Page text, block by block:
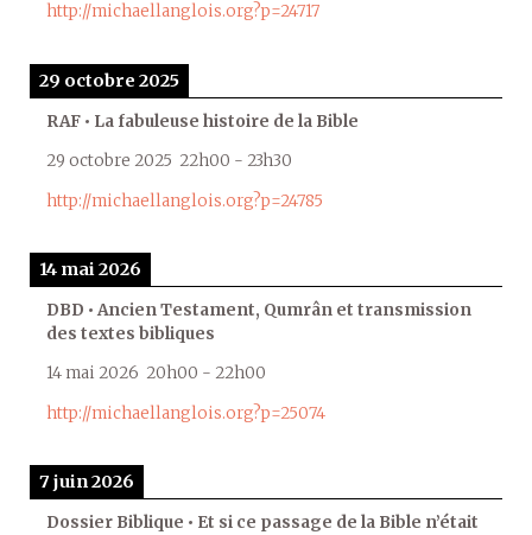
http://michaellanglois.org?p=24717
29 octobre 2025
RAF • La fabuleuse histoire de la Bible
29 octobre 2025 22h00 - 23h30
http://michaellanglois.org?p=24785
14 mai 2026
DBD • Ancien Testament, Qumrân et transmission
des textes bibliques
14 mai 2026 20h00 - 22h00
http://michaellanglois.org?p=25074
7 juin 2026
Dossier Biblique • Et si ce passage de la Bible n’était